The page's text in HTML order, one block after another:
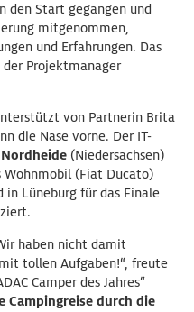
den Start gegangen und
mitgenommen,
und Erfahrungen. Das
Projektmanager
von Partnerin Brita
die Nase vorne. Der IT-
(Niedersachsen)
Wohnmobil (Fiat Ducato)
in Lüneburg für das Finale
haben nicht damit
tollen Aufgaben!“, freute
Camper des Jahres“
Campingreise durch die